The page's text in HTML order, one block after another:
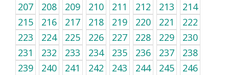
207
208 209 210 211 212 213
214
215
216 217 218 219 220 221
222
223
224 225 226 227 228 229
230
231
232 233 234 235 236 237
238
239
240 241 242 243 244 245
246